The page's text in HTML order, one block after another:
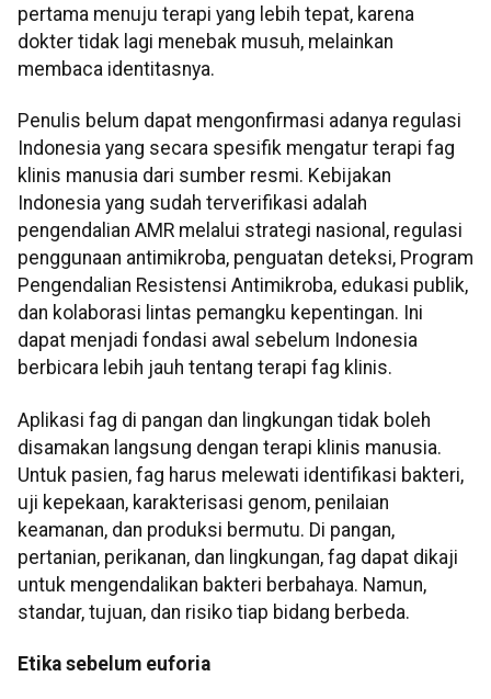
pertama menuju terapi yang lebih tepat, karena
dokter tidak lagi menebak musuh, melainkan
membaca identitasnya.
Penulis belum dapat mengonfirmasi adanya regulasi
Indonesia yang secara spesifik mengatur terapi fag
klinis manusia dari sumber resmi. Kebijakan
Indonesia yang sudah terverifikasi adalah
pengendalian AMR melalui strategi nasional, regulasi
penggunaan antimikroba, penguatan deteksi, Program
Pengendalian Resistensi Antimikroba, edukasi publik,
dan kolaborasi lintas pemangku kepentingan. Ini
dapat menjadi fondasi awal sebelum Indonesia
berbicara lebih jauh tentang terapi fag klinis.
Aplikasi fag di pangan dan lingkungan tidak boleh
disamakan langsung dengan terapi klinis manusia.
Untuk pasien, fag harus melewati identifikasi bakteri,
uji kepekaan, karakterisasi genom, penilaian
keamanan, dan produksi bermutu. Di pangan,
pertanian, perikanan, dan lingkungan, fag dapat dikaji
untuk mengendalikan bakteri berbahaya. Namun,
standar, tujuan, dan risiko tiap bidang berbeda.
Etika sebelum euforia